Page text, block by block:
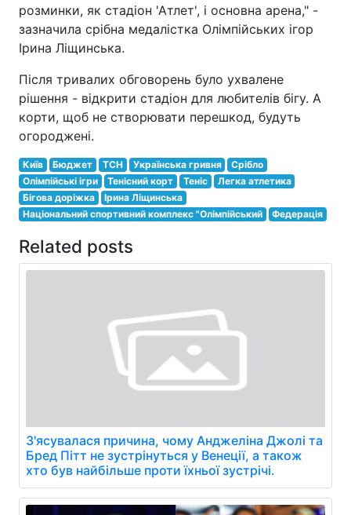
розминки, як стадіон 'Атлет', і основна арена," -
зазначила срібна медалістка Олімпійських ігор
Ірина Ліщинська.
Після тривалих обговорень було ухвалене
рішення - відкрити стадіон для любителів бігу. А
корти, щоб не створювати перешкод, будуть
огороджені.
Київ Бюджет ТСН Українська гривня
Срібло
Олімпійські ігри
Тенісний корт Теніс
Легка атлетика
Бігова доріжка
Ірина Ліщинська
Національний спортивний комплекс "Олімпійський
Федерація
Related posts
З'ясувалася причина, чому Анджеліна Джолі та
Бред Пітт не зустрінуться у Венеції, а також
хто був найбільше проти їхньої зустрічі.